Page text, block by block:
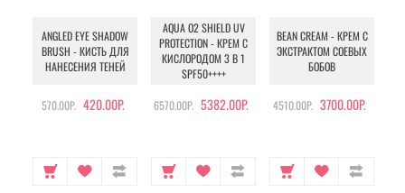
ANGLED EYE SHADOW
BRUSH - КИСТЬ ДЛЯ
НАНЕСЕНИЯ ТЕНЕЙ
570.00Р. 420.00Р.
AQUA O2 SHIELD UV
PROTECTION - КРЕМ С
КИСЛОРОДОМ 3 В 1
SPF50++++
6570.00Р. 5382.00Р.
BEAN CREAM - КРЕМ С
ЭКСТРАКТОМ СОЕВЫХ
БОБОВ
4510.00Р. 3700.00Р.